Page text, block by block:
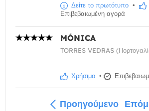
Δείτε το πρωτότυπο •
Επιβεβαιωμένη αγορά
MÓNICA
TORRES VEDRAS
Χρήσιμο •
Προηγούμενο